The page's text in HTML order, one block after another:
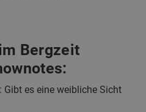
Bergzeit
: Gibt es eine weibliche Sicht